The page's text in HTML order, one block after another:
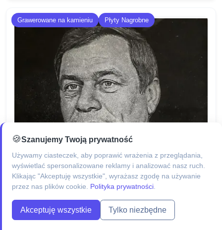
Grawerowane na kamieniu Płyty Nagrobne
🍪Szanujemy Twoją prywatność
Używamy ciasteczek, aby poprawić wrażenia z przeglądania,
wyświetlać spersonalizowane reklamy i analizować nasz ruch.
Klikając "Akceptuję wszystkie", wyrażasz zgodę na używanie
przez nas plików cookie. Polityka prywatności.
Akceptuję wszystkie Tylko niezbędne